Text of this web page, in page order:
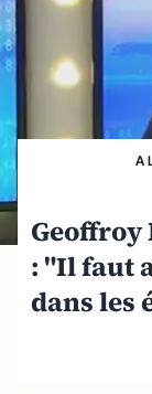
A
Geoffroy
: "Il faut
dans les